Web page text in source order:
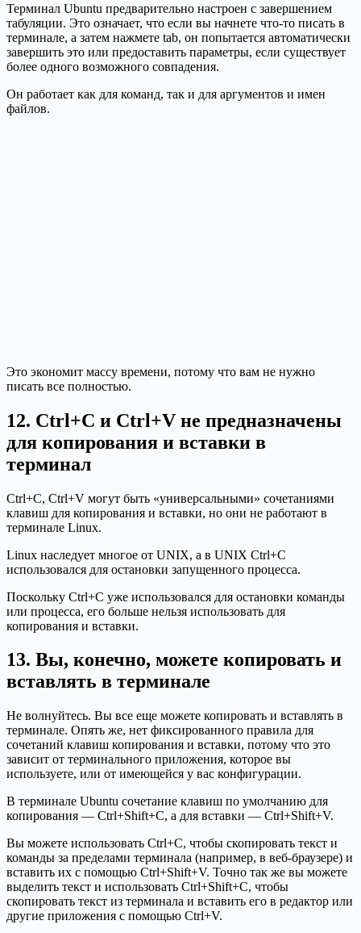
Терминал Ubuntu предварительно настроен с завершением
табуляции. Это означает, что если вы начнете что-то писать в
терминале, а затем нажмете tab, он попытается автоматически
завершить это или предоставить параметры, если существует
более одного возможного совпадения.
Он работает как для команд, так и для аргументов и имен
файлов.
Это экономит массу времени, потому что вам не нужно
писать все полностью.
12. Ctrl+C и Ctrl+V не предназначены
для копирования и вставки в
терминал
Ctrl+C, Ctrl+V могут быть «универсальными» сочетаниями
клавиш для копирования и вставки, но они не работают в
терминале Linux.
Linux наследует многое от UNIX, а в UNIX Ctrl+C
использовался для остановки запущенного процесса.
Поскольку Ctrl+C уже использовался для остановки команды
или процесса, его больше нельзя использовать для
копирования и вставки.
13. Вы, конечно, можете копировать и
вставлять в терминале
Не волнуйтесь. Вы все еще можете копировать и вставлять в
терминале. Опять же, нет фиксированного правила для
сочетаний клавиш копирования и вставки, потому что это
зависит от терминального приложения, которое вы
используете, или от имеющейся у вас конфигурации.
В терминале Ubuntu сочетание клавиш по умолчанию для
копирования — Ctrl+Shift+C, а для вставки — Ctrl+Shift+V.
Вы можете использовать Ctrl+C, чтобы скопировать текст и
команды за пределами терминала (например, в веб-браузере) и
вставить их с помощью Ctrl+Shift+V. Точно так же вы можете
выделить текст и использовать Ctrl+Shift+C, чтобы
скопировать текст из терминала и вставить его в редактор или
другие приложения с помощью Ctrl+V.